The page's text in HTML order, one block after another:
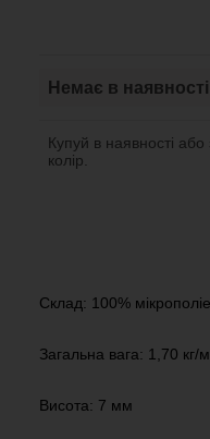
Немає в наявності
Купуй в наявності
колір.
Склад: 100%
Загальна вага: 1,70 кг/
Висота: 7 мм